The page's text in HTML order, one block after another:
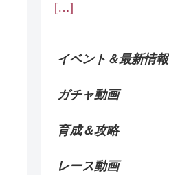
[…]
イベント＆最新情報
ガチャ動画
育成＆攻略
レース動画